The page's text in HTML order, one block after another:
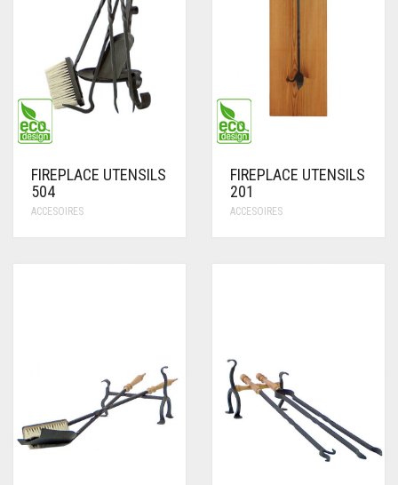
FIREPLACE UTENSILS
504
ACCESOIRES
FIREPLACE UTENSILS
201
ACCESOIRES